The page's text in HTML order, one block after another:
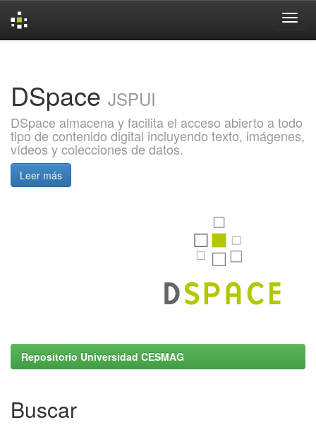
DSpace JSPUI
DSpace almacena y facilita el acceso abierto a todo
tipo de contenido digital incluyendo texto, imágenes,
vídeos y colecciones de datos.
Leer más
Repositorio Universidad CESMAG
Buscar